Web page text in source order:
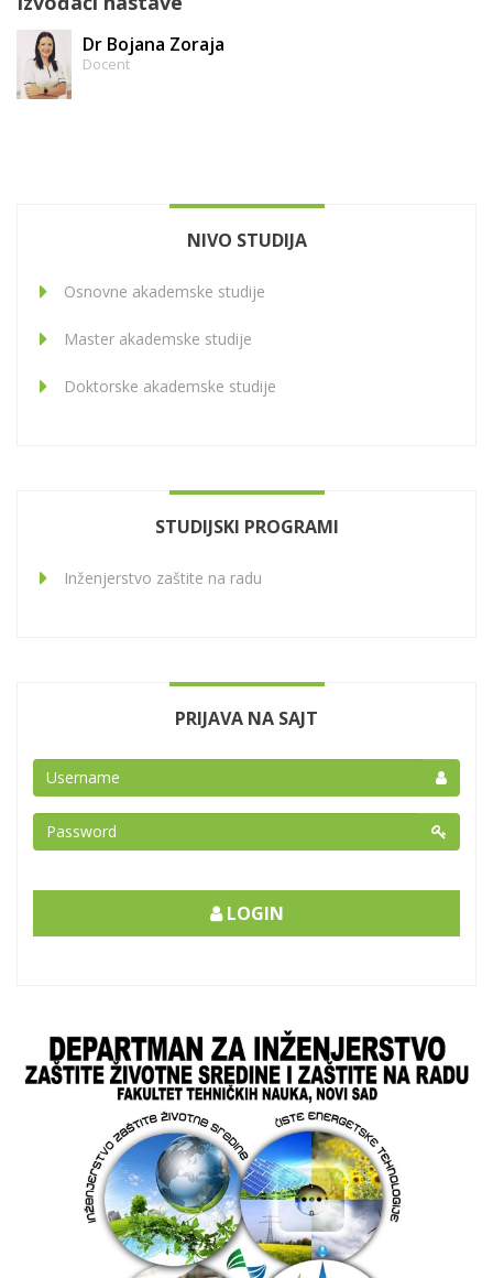
Dr Bojana Zoraja
Docent
NIVO STUDIJA
Osnovne akademske studije
Master akademske studije
Doktorske akademske studije
STUDIJSKI PROGRAMI
Inženjerstvo zaštite na radu
PRIJAVA NA SAJT
LOGIN